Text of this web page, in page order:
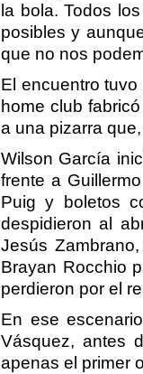
la bola. Todos
posibles y
que no nos
El encuentro
home club
a una pizarra
Wilson García
frente a
Puig y boletos
despidieron al
Jesús
Brayan Rocchio
perdieron por el
En ese
Vásquez, antes
apenas el primer